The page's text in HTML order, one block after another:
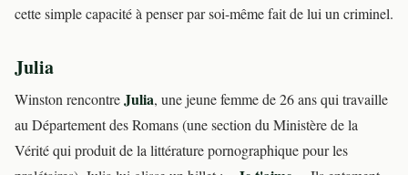
cette simple capacité à penser par soi-même fait de lui un criminel.
Julia
Winston rencontreJulia, une jeune femme de 26 ans qui travaille
au Département des Romans (une section du Ministère de la
Vérité qui produit de la littérature pornographique pour les